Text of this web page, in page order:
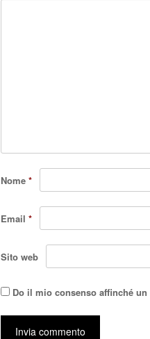
Nome *
Email *
Sito web
Do il mio consenso affinché